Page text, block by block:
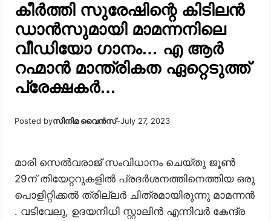
കീർത്തി സുരേഷിന്റെ കിടിലൻ
ഡാൻസുമായി മാമന്നനിലെ
വീഡിയോ ഗാനം… എ ആർ
റഹ്മാൻ മാന്ത്രികത ഏറ്റെടുത്ത്
പ്രേക്ഷകർ…
Posted byസിനിമ വൈൻസ്–July 27, 2023
മാരി സെൽവരാജ് സംവിധാനം ചെയ്തു ജൂൺ
29ന് തിയേറ്ററുകളിൽ പ്രദർശനത്തിനെത്തിയ ഒരു
പൊളിറ്റിക്കൽ ത്രില്ലർ ചിത്രമായിരുന്നു മാമന്നൻ
. വടിവേലു, ഉദയനിധി സ്റ്റാലിൻ എന്നിവർ കേന്ദ്ര